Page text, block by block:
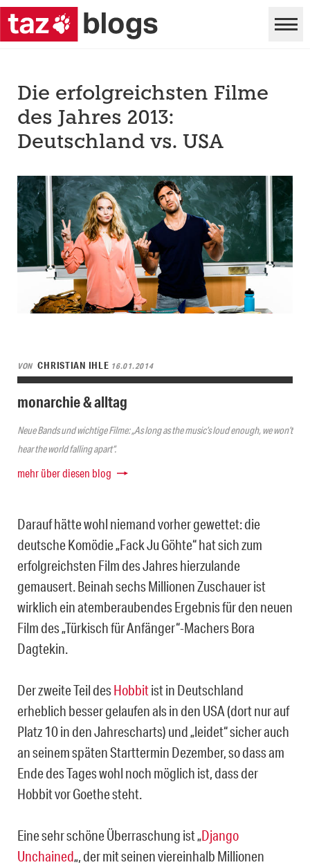
Die erfolgreichsten Filme
des Jahres 2013:
Deutschland vs. USA
VON CHRISTIAN IHLE 16.01.2014
monarchie & alltag
Neue Bands und wichtige Filme: „As long as the music’s loud enough, we won’t
hear the world falling apart“.
mehr über diesen blog
Darauf hätte wohl niemand vorher gewettet: die
deutsche Komödie „Fack Ju Göhte“ hat sich zum
erfolgreichsten Film des Jahres hierzulande
gemausert. Beinah sechs Millionen Zuschauer ist
wirklich ein atemberaubendes Ergebnis für den neuen
Film des „Türkisch für Anfänger“-Machers Bora
Dagtekin.
Der zweite Teil desHobbitist in Deutschland
erheblich besser gelaufen als in den USA (dort nur auf
Platz 10 in den Jahrescharts) und „leidet“ sicher auch
an seinem späten Starttermin Dezember, so dass am
Ende des Tages wohl noch möglich ist, dass der
Hobbit vor Goethe steht.
Eine sehr schöne Überraschung ist „Django
Unchained„, der mit seinen viereinhalb Millionen